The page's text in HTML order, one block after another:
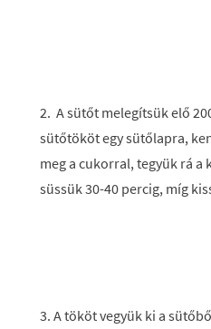
2. A sütőt melegítsük elő
sütőtököt egy sütőlapra,
meg a cukorral, tegyük rá a
süssük 30-40 percig, míg
3. A tököt vegyük ki a